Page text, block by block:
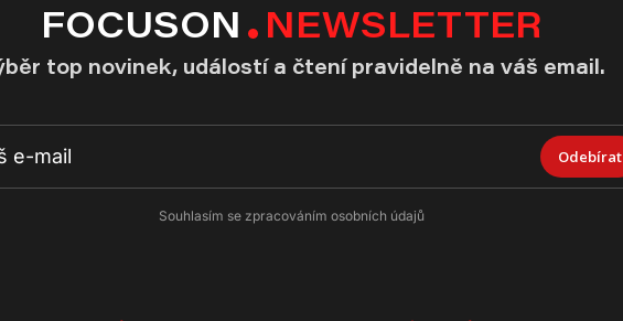
FOCUSON NEWSLETTER
top novinek, událostí a čtení pravidelně na váš email.
Odebírat
Souhlasím se zpracováním osobních údajů